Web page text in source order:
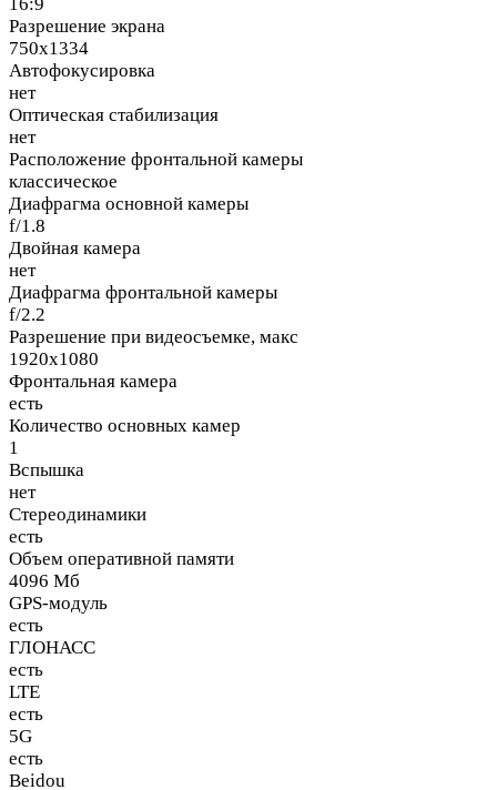
Разрешение экрана
750x1334
Автофокусировка
нет
Оптическая стабилизация
нет
Расположение фронтальной камеры
классическое
Диафрагма основной камеры
f/1.8
Двойная камера
нет
Диафрагма фронтальной камеры
f/2.2
Разрешение при видеосъемке, макс
1920x1080
Фронтальная камера
есть
Количество основных камер
1
Вспышка
нет
Стереодинамики
есть
Объем оперативной памяти
4096 Мб
GPS-модуль
есть
ГЛОНАСС
есть
LTE
есть
5G
есть
Beidou